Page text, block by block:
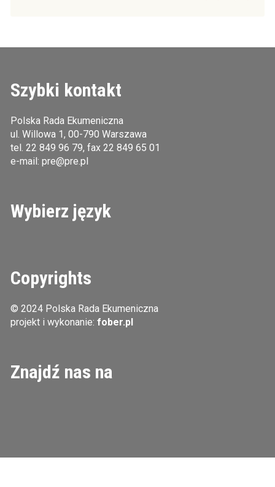
Szybki kontakt
Polska Rada Ekumeniczna
ul. Willowa 1, 00-790 Warszawa
tel. 22 849 96 79, fax 22 849 65 01
e-mail: pre@pre.pl
Wybierz język
Copyrights
© 2024 Polska Rada Ekumeniczna
projekt i wykonanie: fober.pl
Znajdź nas na